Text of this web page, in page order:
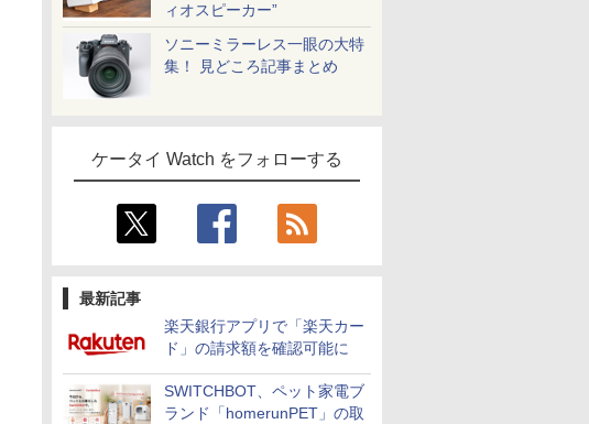
ィオスピーカー”
ソニーミラーレス一眼の大特
集！ 見どころ記事まとめ
ケータイ Watch をフォローする
最新記事
楽天銀行アプリで「楽天カー
ド」の請求額を確認可能に
SWITCHBOT、ペット家電ブ
ランド「homerunPET」の取